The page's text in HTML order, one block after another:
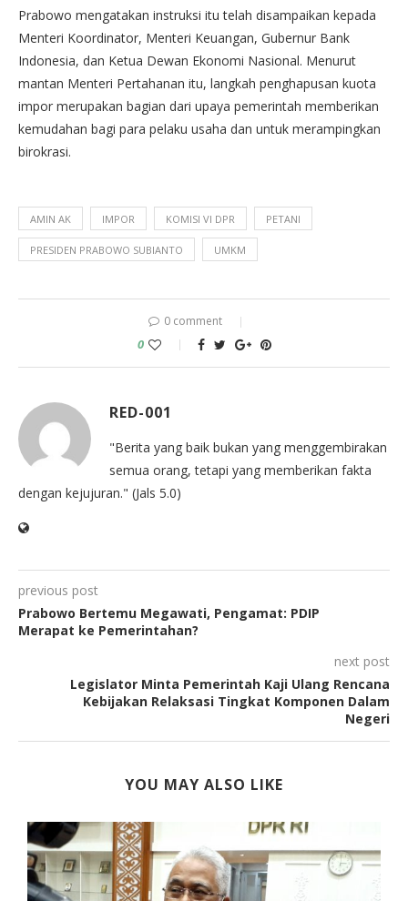
Prabowo mengatakan instruksi itu telah disampaikan kepada
Menteri Koordinator, Menteri Keuangan, Gubernur Bank
Indonesia, dan Ketua Dewan Ekonomi Nasional. Menurut
mantan Menteri Pertahanan itu, langkah penghapusan kuota
impor merupakan bagian dari upaya pemerintah memberikan
kemudahan bagi para pelaku usaha dan untuk merampingkan
birokrasi.
AMIN AK IMPOR KOMISI VI DPR PETANI
PRESIDEN PRABOWO SUBIANTO UMKM
0 comment
0
RED-001
"Berita yang baik bukan yang menggembirakan
semua orang, tetapi yang memberikan fakta
dengan kejujuran." (Jals 5.0)
previous post
Prabowo Bertemu Megawati, Pengamat: PDIP
Merapat ke Pemerintahan?
next post
Legislator Minta Pemerintah Kaji Ulang Rencana
Kebijakan Relaksasi Tingkat Komponen Dalam
Negeri
YOU MAY ALSO LIKE